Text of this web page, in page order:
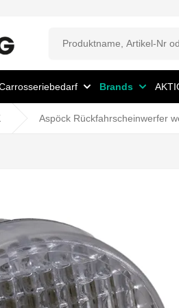
Brands
Aspöck Rückfahrscheinwerfer